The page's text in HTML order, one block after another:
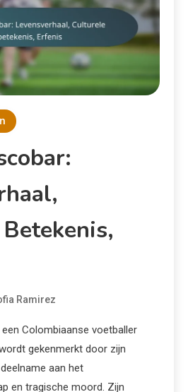
Ramirez
Colombiaanse voetballer
gekenmerkt door zijn
aan het
en tragische moord. Zijn